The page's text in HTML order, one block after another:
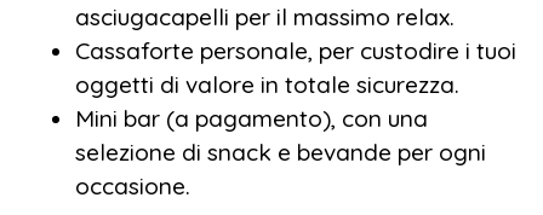
Dopo le escursioni, concediti momenti di
puro relax con servizi di alta classe, una
cucina raffinata e ambienti sofisticati, dove
potrai rilassarti e assaporare il lusso di una
vera crociera a 5 stelle.La motonave Jaz
Crown Jubileeti offre un’esperienza unica,
asciugacapelli per il massimo relax.
Cassaforte personale, per custodire i tuoi
oggetti di valore in totale sicurezza.
Mini bar (a pagamento), con una
selezione di snack e bevande per ogni
occasione.